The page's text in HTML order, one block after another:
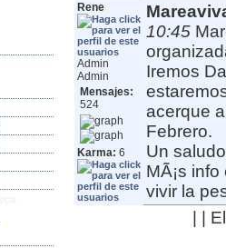
Rene
Admin
Admin
Mensajes:
524
Karma: 6
10:45
Iremos
acerque
Febrero.
Un
MÃ¡s
vivir la
| |